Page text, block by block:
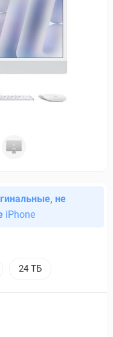
не
iPhone
24 ТБ